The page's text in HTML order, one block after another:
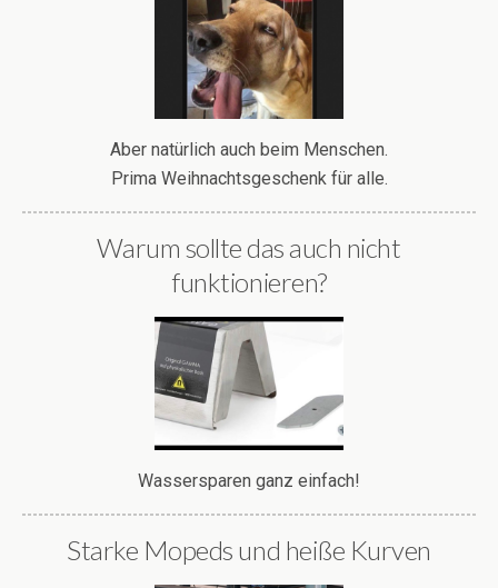
Aber natürlich auch beim Menschen.
Prima Weihnachtsgeschenk für alle.
Warum sollte das auch nicht
funktionieren?
Wassersparen ganz einfach!
Starke Mopeds und heiße Kurven